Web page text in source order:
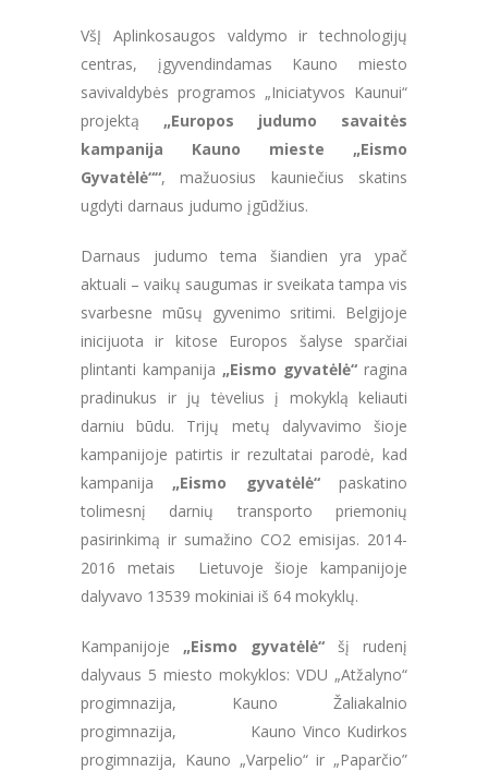
VšĮ Aplinkosaugos valdymo ir technologijų
centras, įgyvendindamas Kauno miesto
savivaldybės programos „Iniciatyvos Kaunui“
projektą „Europos judumo savaitės
kampanija Kauno mieste „Eismo
Gyvatėlė““, mažuosius kauniečius skatins
ugdyti darnaus judumo įgūdžius.
Darnaus judumo tema šiandien yra ypač
aktuali – vaikų saugumas ir sveikata tampa vis
svarbesne mūsų gyvenimo sritimi. Belgijoje
inicijuota ir kitose Europos šalyse sparčiai
plintanti kampanija „Eismo gyvatėlė“ ragina
pradinukus ir jų tėvelius į mokyklą keliauti
darniu būdu. Trijų metų dalyvavimo šioje
kampanijoje patirtis ir rezultatai parodė, kad
kampanija „Eismo gyvatėlė“paskatino
tolimesnį darnių transporto priemonių
pasirinkimą ir sumažino CO2 emisijas. 2014-
2016 metais Lietuvoje šioje kampanijoje
dalyvavo 13539 mokiniai iš 64 mokyklų.
Kampanijoje „Eismo gyvatėlė“ šį rudenį
dalyvaus 5 miesto mokyklos: VDU „Atžalyno“
progimnazija, Kauno Žaliakalnio
progimnazija, Kauno Vinco Kudirkos
progimnazija, Kauno „Varpelio“ ir „Paparčio”